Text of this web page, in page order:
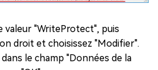
valeur "WriteProtect", puis
droit et choisissez "Modifier".
le champ "Données de la